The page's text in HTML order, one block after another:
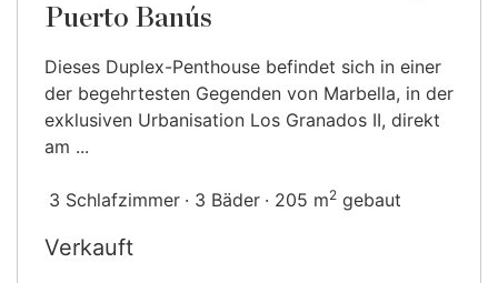
Puerto Banús
Dieses Duplex-Penthouse befindet sich in einer
der begehrtesten Gegenden von Marbella, in der
exklusiven Urbanisation Los Granados II, direkt
am ...
3 Schlafzimmer 3 Bäder 205 m2 gebaut
Verkauft